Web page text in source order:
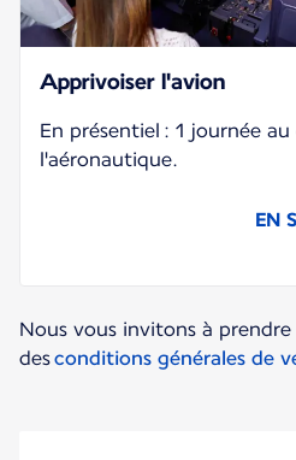
Apprivoiser l'avion
En présentiel : 1 journée
l'aéronautique.
EN
Nous vous invitons à prendre
desconditions générales de